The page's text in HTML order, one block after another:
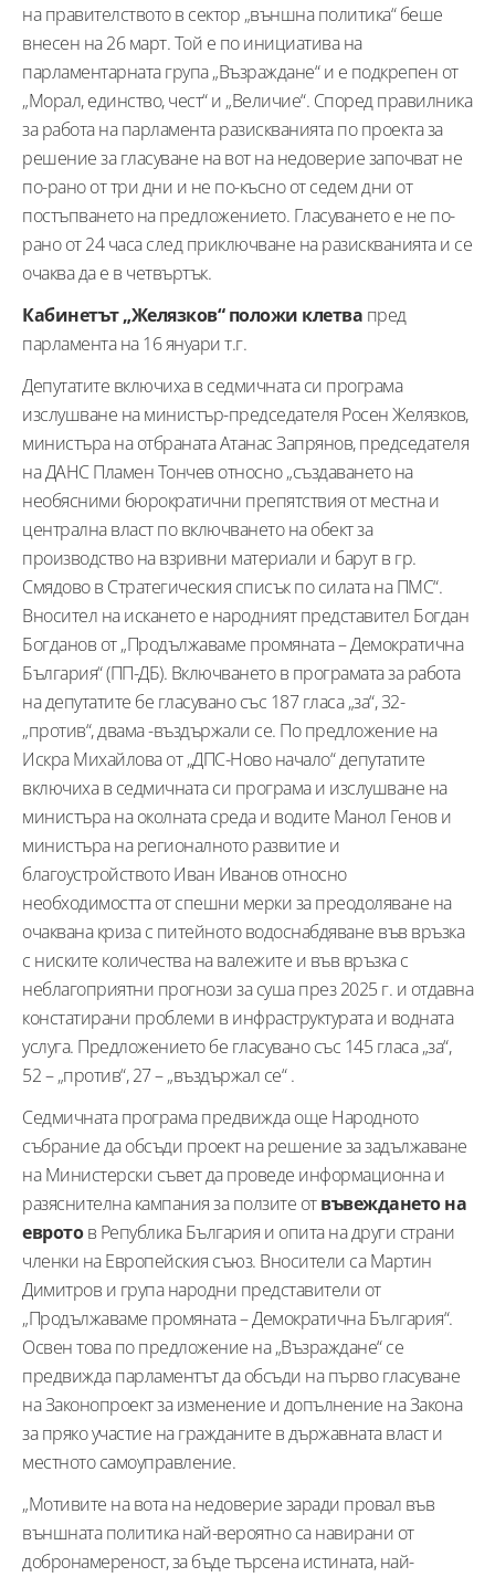
на правителството в сектор „външна политика“ беше
внесен на 26 март. Той е по инициатива на
парламентарната група „Възраждане“ и е подкрепен от
„Морал, единство, чест“ и „Величие“. Според правилника
за работа на парламента разискванията по проекта за
решение за гласуване на вот на недоверие започват не
по-рано от три дни и не по-късно от седем дни от
постъпването на предложението. Гласуването е не по-
рано от 24 часа след приключване на разискванията и се
очаква да е в четвъртък.
Кабинетът „Желязков“ положи клетва пред
парламента на 16 януари т.г.
Депутатите включиха в седмичната си програма
изслушване на министър-председателя Росен Желязков,
министъра на отбраната Атанас Запрянов, председателя
на ДАНС Пламен Тончев относно „създаването на
необясними бюрократични препятствия от местна и
централна власт по включването на обект за
производство на взривни материали и барут в гр.
Смядово в Стратегическия списък по силата на ПМС“.
Вносител на искането е народният представител Богдан
Богданов от „Продължаваме промяната – Демократична
България“ (ПП-ДБ). Включването в програмата за работа
на депутатите бе гласувано със 187 гласа „за“, 32-
„против“, двама -въздържали се. По предложение на
Искра Михайлова от „ДПС-Ново начало“ депутатите
включиха в седмичната си програма и изслушване на
министъра на околната среда и водите Манол Генов и
министъра на регионалното развитие и
благоустройството Иван Иванов относно
необходимостта от спешни мерки за преодоляване на
очаквана криза с питейното водоснабдяване във връзка
с ниските количества на валежите и във връзка с
неблагоприятни прогнози за суша през 2025 г. и отдавна
констатирани проблеми в инфраструктурата и водната
услуга. Предложението бе гласувано със 145 гласа „за“,
52 – „против“, 27 – „въздържал се“ .
Седмичната програма предвижда още Народното
събрание да обсъди проект на решение за задължаване
на Министерски съвет да проведе информационна и
разяснителна кампания за ползите отвъвеждането на
евротов Република България и опита на други страни
членки на Европейския съюз. Вносители са Мартин
Димитров и група народни представители от
„Продължаваме промяната – Демократична България“.
Освен това по предложение на „Възраждане“ се
предвижда парламентът да обсъди на първо гласуване
на Законопроект за изменение и допълнение на Закона
за пряко участие на гражданите в държавната власт и
местното самоуправление.
„Мотивите на вота на недоверие заради провал във
външната политика най-вероятно са навирани от
добронамереност, за бъде търсена истината, най-